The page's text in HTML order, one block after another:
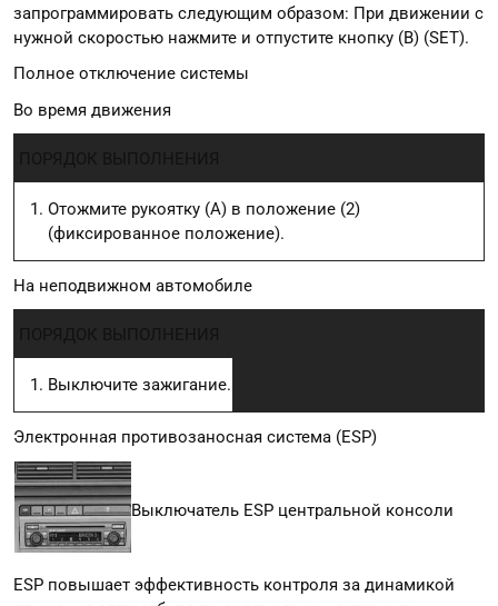
запрограммировать следующим образом: При движении с
нужной скоростью нажмите и отпустите кнопку (B) (SET).
Полное отключение системы
Во время движения
Отожмите рукоятку (А) в положение (2)
(фиксированное положение).
На неподвижном автомобиле
Выключите зажигание.
Электронная противозаносная система (ESP)
Выключатель ESP центральной консоли
ESP повышает эффективность контроля за динамикой